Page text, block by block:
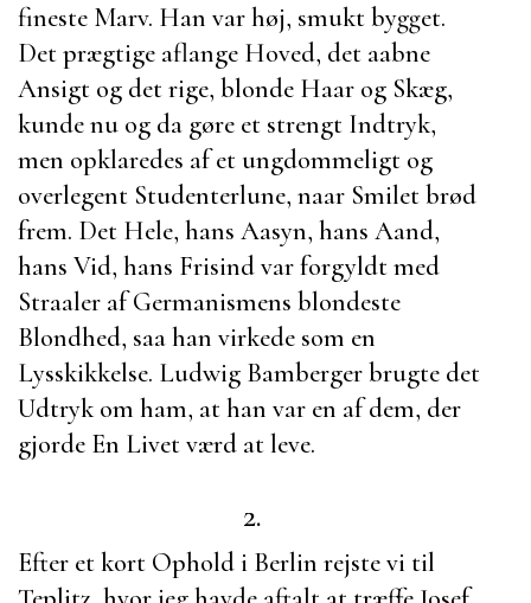
fineste Marv. Han var høj, smukt bygget.
Det prægtige aflange Hoved, det aabne
Ansigt og det rige, blonde Haar og Skæg,
kunde nu og da gøre et strengt Indtryk,
men opklaredes af et ungdommeligt og
overlegent Studenterlune, naar Smilet brød
frem. Det Hele, hans Aasyn, hans Aand,
hans Vid, hans Frisind var forgyldt med
Straaler af Germanismens blondeste
Blondhed, saa han virkede som en
Lysskikkelse. Ludwig Bambergerbrugte det
Udtryk om ham, at han var en af dem, der
gjorde En Livet værd at leve.
2.
Efter et kort Ophold i Berlin rejste vi til